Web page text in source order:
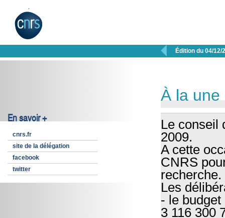
 Édition du 04/12/
En savoir +
cnrs.fr
site de la délégation
facebook
twitter
À la une
Le conseil
2009.
A cette
CNRS
recherche.
Les
- le budget
3 116 300